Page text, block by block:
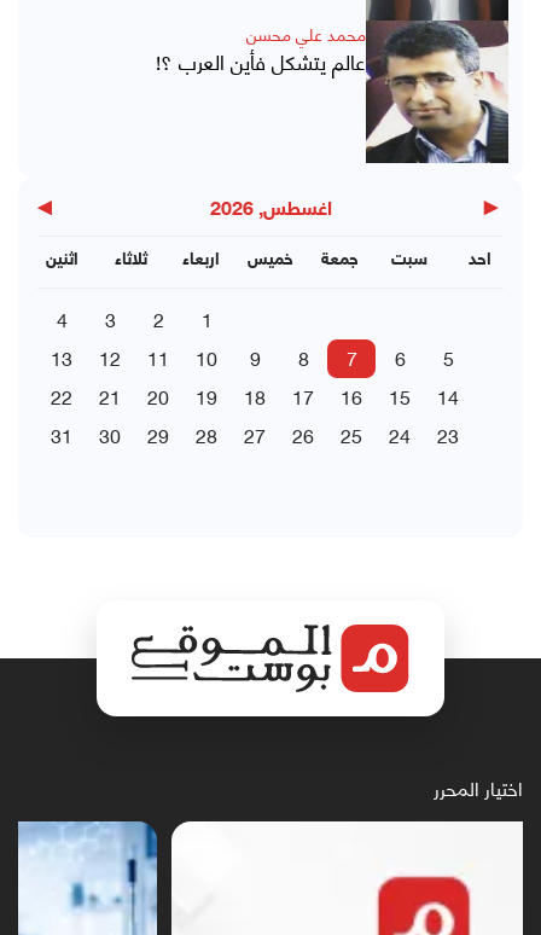
محمد علي محسن
عالم يتشكل فأين العرب ؟!
◀ اغسطس, 2026 ▶
اثنين ثلاثاء اربعاء خميس جمعة سبت احد
1
2
3
4
5
6
7
8
9
10
11
12
13
14
15
16
17
18
19
20
21
22
23
24
25
26
27
28
29
30
31
اختيار المحرر